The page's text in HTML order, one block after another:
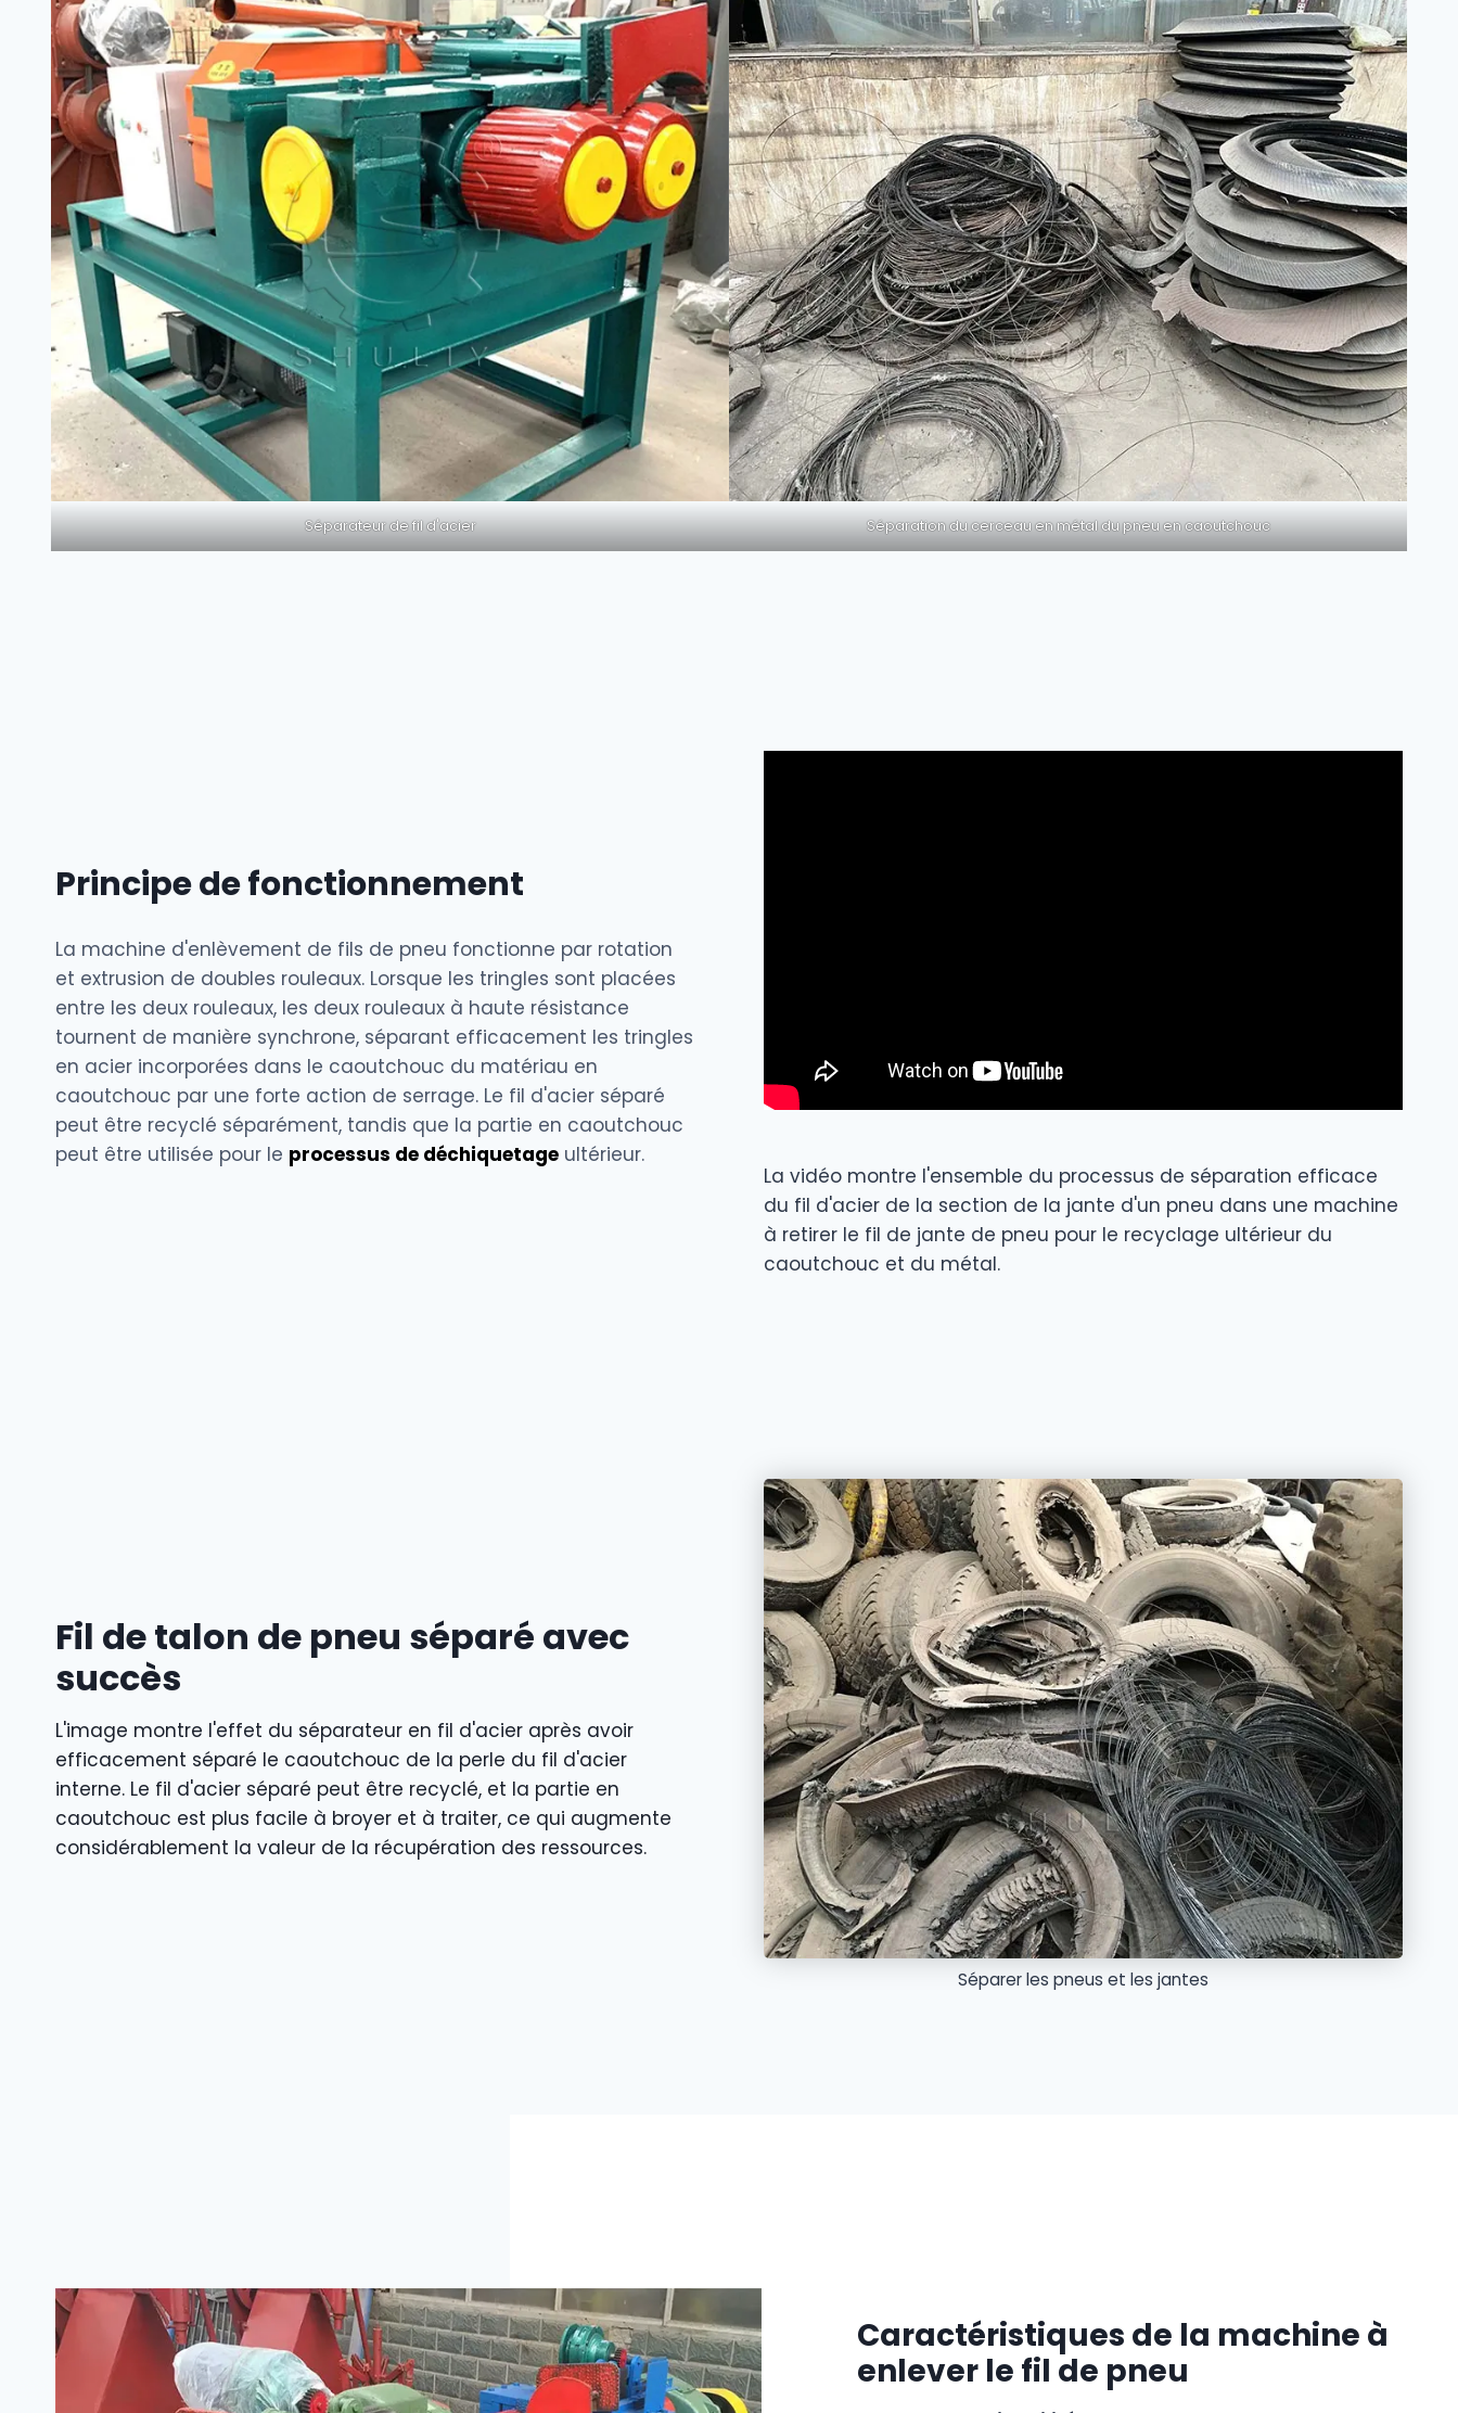
Séparateur de fil d'acier Séparation du cerceau en métal du pneu en caoutchouc
Principe de fonctionnement
La machine d'enlèvement de fils de pneu fonctionne par rotation
et extrusion de doubles rouleaux. Lorsque les tringles sont placées
entre les deux rouleaux, les deux rouleaux à haute résistance
tournent de manière synchrone, séparant efficacement les tringles
en acier incorporées dans le caoutchouc du matériau en
caoutchouc par une forte action de serrage. Le fil d'acier séparé
peut être recyclé séparément, tandis que la partie en caoutchouc
peut être utilisée pour le processus de déchiquetage ultérieur.
La vidéo montre l'ensemble du processus de séparation efficace
du fil d'acier de la section de la jante d'un pneu dans une machine
à retirer le fil de jante de pneu pour le recyclage ultérieur du
caoutchouc et du métal.
Fil de talon de pneu séparé avec
succès
L'image montre l'effet du séparateur en fil d'acier après avoir
efficacement séparé le caoutchouc de la perle du fil d'acier
interne. Le fil d'acier séparé peut être recyclé, et la partie en
caoutchouc est plus facile à broyer et à traiter, ce qui augmente
considérablement la valeur de la récupération des ressources.
Séparer les pneus et les jantes
Caractéristiques de la machine à
enlever le fil de pneu